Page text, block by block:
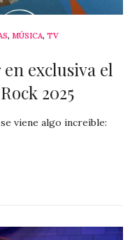
, MÚSICA, TV
exclusiva el
2025
viene algo increíble: